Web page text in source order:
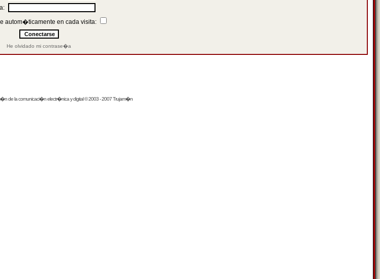
autom�ticamente en cada visita:
He olvidado mi contrase�a
de la comunicaci�n electr�nica y digital © 2003 - 2007 Trujam�n